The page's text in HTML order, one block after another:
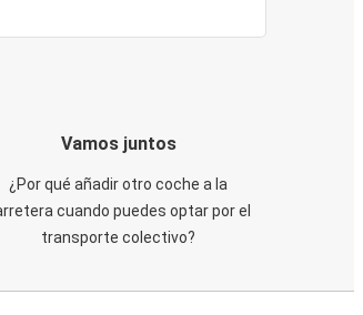
Vamos juntos
¿Por qué añadir otro coche a la
cuando puedes optar por el
transporte colectivo?